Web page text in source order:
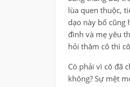
lùa quen thuộc,
dạo này bố cũng
đình và mẹ yêu
hỏi thăm cô thì
Có phải vì cô đã
không? Sự mệt